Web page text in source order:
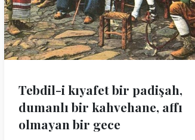
Tebdil-i kıyafet bir padişah,
dumanlı bir kahvehane, affı
olmayan bir gece